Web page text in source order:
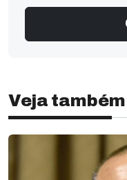
Veja também